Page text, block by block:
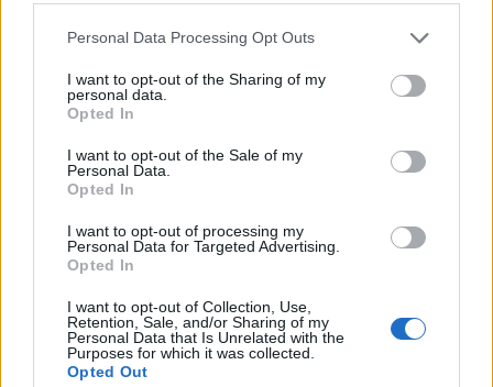
Personal Data Processing Opt Outs
I want to opt-out of the Sharing of my
personal data.
Opted In
I want to opt-out of the Sale of my
Personal Data.
Opted In
I want to opt-out of processing my
Personal Data for Targeted Advertising.
Opted In
I want to opt-out of Collection, Use,
Retention, Sale, and/or Sharing of my
Personal Data that Is Unrelated with the
Purposes for which it was collected.
Opted Out
Volkswagen Golf MK4 v6 4motion OEM++
med JDM inspiration.
Senaste inlägget av
delar sökes)
Senaste inlägget av
Huggern goes big block with 427 ZL-1! 551 svar
Senaste inlägget av hugger69 torsdag 23:01
Camaro som bruksbil?! 57 svar
Senaste inlägget avEv_volvo142 torsdag 22:10 Projekt
Volkswagen split bus t1 1962